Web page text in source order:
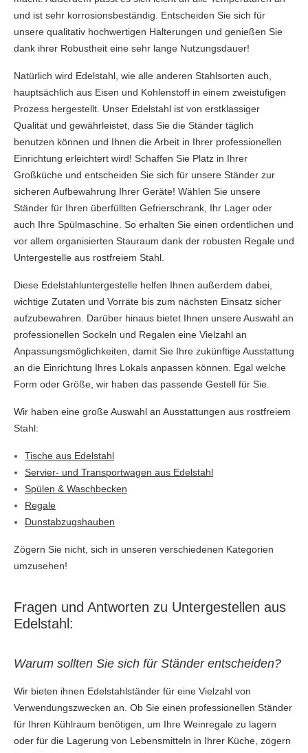
und ist sehr korrosionsbeständig. Entscheiden Sie sich für
unsere qualitativ hochwertigen Halterungen und genießen Sie
dank ihrer Robustheit eine sehr lange Nutzungsdauer!
Natürlich wird Edelstahl, wie alle anderen Stahlsorten auch,
hauptsächlich aus Eisen und Kohlenstoff in einem zweistufigen
Prozess hergestellt. Unser Edelstahl ist von erstklassiger
Qualität und gewährleistet, dass Sie die Ständer täglich
benutzen können und Ihnen die Arbeit in Ihrer professionellen
Einrichtung erleichtert wird! Schaffen Sie Platz in Ihrer
Großküche und entscheiden Sie sich für unsere Ständer zur
sicheren Aufbewahrung Ihrer Geräte! Wählen Sie unsere
Ständer für Ihren überfüllten Gefrierschrank, Ihr Lager oder
auch Ihre Spülmaschine. So erhalten Sie einen ordentlichen und
vor allem organisierten Stauraum dank der robusten Regale und
Untergestelle aus rostfreiem Stahl.
Diese Edelstahluntergestelle helfen Ihnen außerdem dabei,
wichtige Zutaten und Vorräte bis zum nächsten Einsatz sicher
aufzubewahren. Darüber hinaus bietet Ihnen unsere Auswahl an
professionellen Sockeln und Regalen eine Vielzahl an
Anpassungsmöglichkeiten, damit Sie Ihre zukünftige Ausstattung
an die Einrichtung Ihres Lokals anpassen können. Egal welche
Form oder Größe, wir haben das passende Gestell für Sie.
Wir haben eine große Auswahl an Ausstattungen aus rostfreiem
Stahl:
Tische aus Edelstahl
Servier- und Transportwagen aus Edelstahl
Spülen & Waschbecken
Regale
Dunstabzugshauben
Zögern Sie nicht, sich in unseren verschiedenen Kategorien
umzusehen!
Fragen und Antworten zu Untergestellen aus
Edelstahl:
Warum sollten Sie sich für Ständer entscheiden?
Wir bieten ihnen Edelstahlständer für eine Vielzahl von
Verwendungszwecken an. Ob Sie einen professionellen Ständer
für Ihren Kühlraum benötigen, um Ihre Weinregale zu lagern
oder für die Lagerung von Lebensmitteln in Ihrer Küche, zögern